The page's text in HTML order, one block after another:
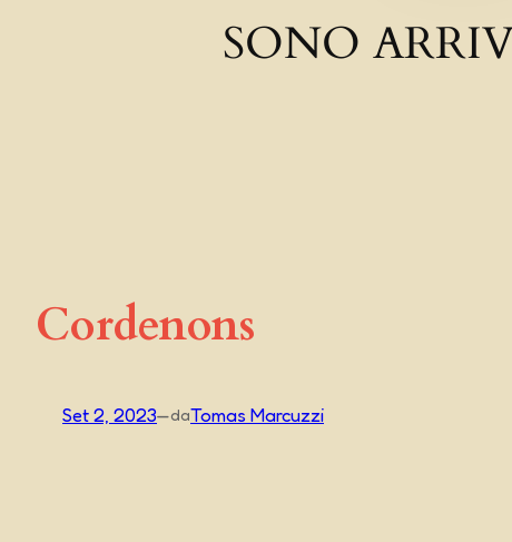
SONO
Cordenons
Set 2, 2023—daTomas Marcuzzi